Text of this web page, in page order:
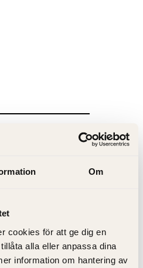
Om
cookies för att ge dig en
alla eller anpassa dina
information om hantering av